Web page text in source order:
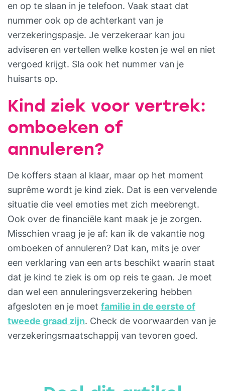
en op te slaan in je telefoon. Vaak staat dat
nummer ook op de achterkant van je
verzekeringspasje. Je verzekeraar kan jou
adviseren en vertellen welke kosten je wel en niet
vergoed krijgt. Sla ook het nummer van je
huisarts op.
Kind ziek voor vertrek:
omboeken of
annuleren?
De koffers staan al klaar, maar op het moment
suprême wordt je kind ziek. Dat is een vervelende
situatie die veel emoties met zich meebrengt.
Ook over de financiële kant maak je je zorgen.
Misschien vraag je je af: kan ik de vakantie nog
omboeken of annuleren? Dat kan, mits je over
een verklaring van een arts beschikt waarin staat
dat je kind te ziek is om op reis te gaan. Je moet
dan wel een annuleringsverzekering hebben
afgesloten en je moet familie in de eerste of
tweede graad zijn. Check de voorwaarden van je
verzekeringsmaatschappij van tevoren goed.